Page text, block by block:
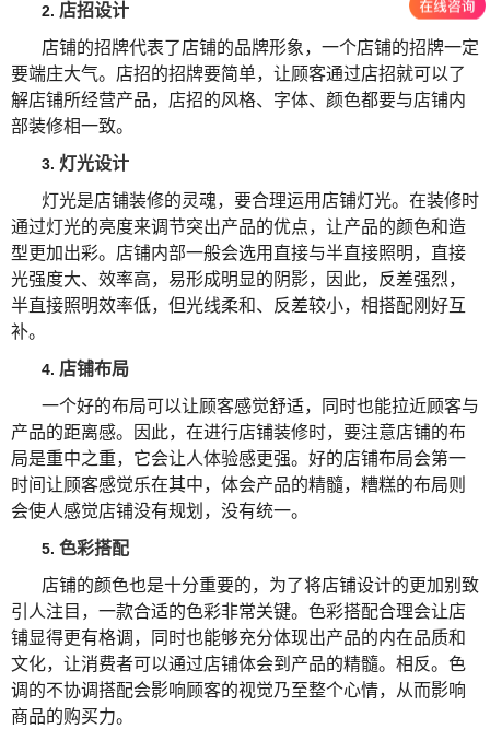
2. 店招设计
店铺的招牌代表了店铺的品牌形象，一个店铺的招牌一定
要端庄大气。店招的招牌要简单，让顾客通过店招就可以了
解店铺所经营产品，店招的风格、字体、颜色都要与店铺内
部装修相一致。
3. 灯光设计
灯光是店铺装修的灵魂，要合理运用店铺灯光。在装修时
通过灯光的亮度来调节突出产品的优点，让产品的颜色和造
型更加出彩。店铺内部一般会选用直接与半直接照明，直接
光强度大、效率高，易形成明显的阴影，因此，反差强烈，
半直接照明效率低，但光线柔和、反差较小，相搭配刚好互
补。
4. 店铺布局
一个好的布局可以让顾客感觉舒适，同时也能拉近顾客与
产品的距离感。因此，在进行店铺装修时，要注意店铺的布
局是重中之重，它会让人体验感更强。好的店铺布局会第一
时间让顾客感觉乐在其中，体会产品的精髓，糟糕的布局则
会使人感觉店铺没有规划，没有统一。
5. 色彩搭配
店铺的颜色也是十分重要的，为了将店铺设计的更加别致
引人注目，一款合适的色彩非常关键。色彩搭配合理会让店
铺显得更有格调，同时也能够充分体现出产品的内在品质和
文化，让消费者可以通过店铺体会到产品的精髓。相反。色
调的不协调搭配会影响顾客的视觉乃至整个心情，从而影响
商品的购买力。